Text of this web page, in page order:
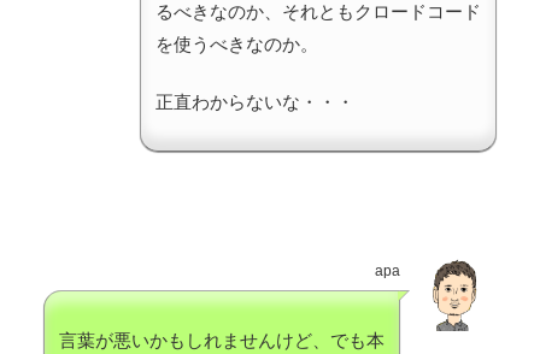
るべきなのか、それともクロードコード
を使うべきなのか。
正直わからないな・・・
apa
言葉が悪いかもしれませんけど、でも本